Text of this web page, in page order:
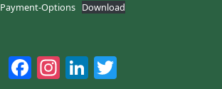
Payment-Options Download
Facebook
Instagram
LinkedIn